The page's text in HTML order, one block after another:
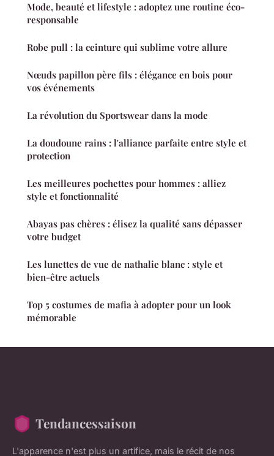
Mode, beauté et lifestyle : adoptez une routine éco-
responsable
Robe pull : la ceinture qui sublime votre allure
Nœuds papillon père fils : élégance en bois pour
vos événements
La révolution du Sportswear dans la mode
La doudoune rains : l'alliance parfaite entre style et
protection
Les meilleures pochettes pour hommes : alliez
style et fonctionnalité
Abayas pas chères : élisez la qualité sans dépasser
votre budget
Les lunettes de vue de nathalie blanc : style et
bien-être actuels
Top 5 costumes de mafia à adopter pour un look
mémorable
Tendancessaison
L'apparence n'est plus un artifice, mais le récit de nos